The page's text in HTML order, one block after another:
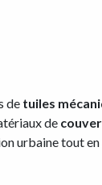
de tuiles
de
urbaine tout en